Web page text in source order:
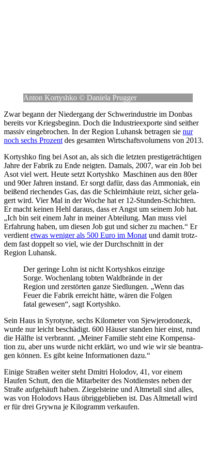
Anton Kor­tyshko © Daniela Prugger
Zwar begann der Nie­der­gang der Schwer­indus­trie im Donbas
bereits vor Kriegs­be­ginn. Doch die Indus­trie­ex­porte sind seither
massiv ein­ge­bro­chen. In der Region Luhansk betra­gen sie nur
noch sechs Prozent des gesam­ten Wirt­schafts­vo­lu­mens von 2013.
Kor­tyshko fing bei Asot an, als sich die letzten pres­ti­ge­träch­ti­gen
Jahre der Fabrik zu Ende neigten. Damals, 2007, war ein Job bei
Asot viel wert. Heute setzt Kor­tyshko Maschi­nen aus den 80er
und 90er Jahren instand. Er sorgt dafür, dass das Ammo­niak, ein
beißend rie­chen­des Gas, das die Schleim­häute reizt, sicher gela­
gert wird. Vier Mal in der Woche hat er 12-Stunden-Schich­ten.
Er macht keinen Hehl daraus, dass er Angst um seinem Job hat.
„Ich bin seit einem Jahr in meiner Abtei­lung. Man muss viel
Erfah­rung haben, um diesen Job gut und sicher zu machen.“ Er
ver­dient etwas weniger als 500 Euro im Monat und damit trotz­
dem fast doppelt so viel, wie der Durch­schnitt in der
Region Luhansk.
Der geringe Lohn ist nicht Kor­tysh­kos einzige
Sorge. Wochen­lang tobten Wald­brände in der
Region und zer­stör­ten ganze Sied­lun­gen. „Wenn das
Feuer die Fabrik erreicht hätte, wären die Folgen
fatal gewesen“, sagt Kortyshko.
Sein Haus in Syro­tyne, sechs Kilo­me­ter von Sje­wjer­odo­nezk,
wurde nur leicht beschä­digt. 600 Häuser standen hier einst, rund
die Hälfte ist ver­brannt. „Meiner Familie steht eine Kom­pen­sa­
tion zu, aber uns wurde nicht erklärt, wo und wie wir sie bean­tra­
gen können. Es gibt keine Infor­ma­tio­nen dazu.“
Einige Straßen weiter steht Dmitri Holodov, 41, vor einem
Haufen Schutt, den die Mit­ar­bei­ter des Not­diens­tes neben der
Straße auf­ge­häuft haben. Zie­gel­steine und Alt­me­tall sind alles,
was von Holo­dovs Haus übrig­ge­blie­ben ist. Das Alt­me­tall wird
er für drei Grywna je Kilo­gramm verkaufen.